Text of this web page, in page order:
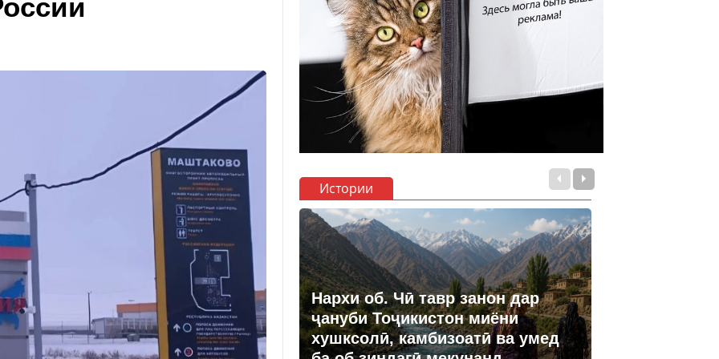
Истории
Нархи об. Чӣ тавр занон дар
ҷануби Тоҷикистон миёни
хушксолӣ, камбизоатӣ ва умед